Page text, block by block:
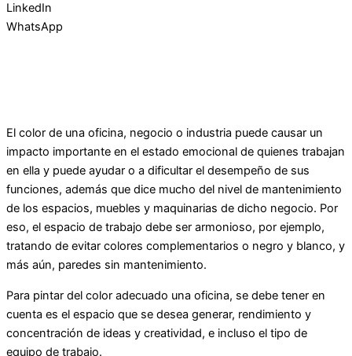
LinkedIn
WhatsApp
El color de una oficina, negocio o industria puede causar un
impacto importante en el estado emocional de quienes trabajan
en ella y puede ayudar o a dificultar el desempeño de sus
funciones, además que dice mucho del nivel de mantenimiento
de los espacios, muebles y maquinarias de dicho negocio. Por
eso, el espacio de trabajo debe ser armonioso, por ejemplo,
tratando de evitar colores complementarios o negro y blanco, y
más aún, paredes sin mantenimiento.
Para pintar del color adecuado una oficina, se debe tener en
cuenta es el espacio que se desea generar, rendimiento y
concentración de ideas y creatividad, e incluso el tipo de
equipo de trabajo.